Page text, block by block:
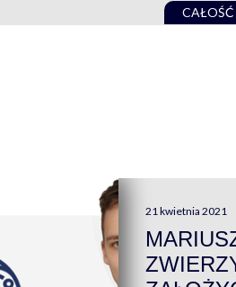
CAŁOŚĆ
21 kwietnia 2021